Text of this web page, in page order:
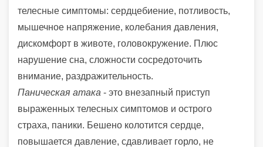
телесные симптомы: сердцебиение, потливость,
мышечное напряжение, колебания давления,
дискомфорт в животе, головокружение. Плюс
нарушение сна, сложности сосредоточить
внимание, раздражительность.
Паническая атака - это внезапный приступ
выраженных телесных симптомов и острого
страха, паники. Бешено колотится сердце,
повышается давление, сдавливает горло, не